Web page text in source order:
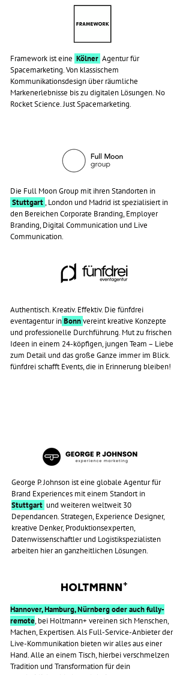
Framework ist eine Kölner Agentur für
Spacemarketing. Von klassischem
Kommunikationsdesign über räumliche
Markenerlebnisse bis zu digitalen Lösungen. No
Rocket Science. Just Spacemarketing.
Die Full Moon Group mit ihren Standorten in
Stuttgart, London und Madrid ist spezialisiert in
den Bereichen Corporate Branding, Employer
Branding, Digital Communication und Live
Communication.
Authentisch. Kreativ. Effektiv. Die fünfdrei
eventagentur inBonnvereint kreative Konzepte
und professionelle Durchführung. Mut zu frischen
Ideen in einem 24-köpfigen, jungen Team – Liebe
zum Detail und das große Ganze immer im Blick.
fünfdrei schafft Events, die in Erinnerung bleiben!
George P. Johnson ist eine globale Agentur für
Brand Experiences mit einem Standort in
Stuttgart und weiteren weltweit 30
Dependancen. Strategen, Experience Designer,
kreative Denker, Produktionsexperten,
Datenwissenschaftler und Logistikspezialisten
arbeiten hier an ganzheitlichen Lösungen.
Hannover, Hamburg, Nürnberg oder auch fully-
remote, bei Holtmann+ vereinen sich Menschen,
Machen, Expertisen. Als Full-Service-Anbieter der
Live-Kommunikation bieten wir alles aus einer
Hand. Alle an einem Tisch, hierbei verschmelzen
Tradition und Transformation für dein